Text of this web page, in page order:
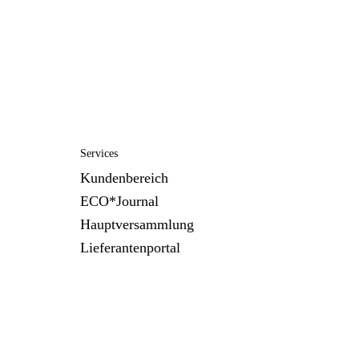
Services
Kundenbereich
ECO*Journal
Hauptversammlung
Lieferantenportal